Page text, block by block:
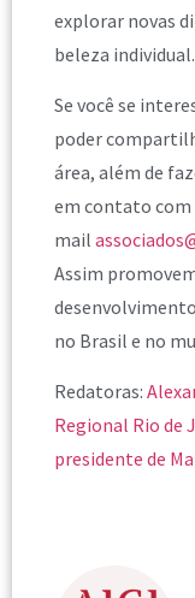
explorar novas
beleza individual.
Se você se
poder
área, além de
em contato com
mail
Assim
no Brasil e no
Redatoras:
Regional Rio de
presidente de